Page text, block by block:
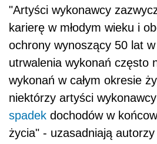
"Artyści wykonawcy
karierę w młodym wieku i
ochrony wynoszący 50 lat
utrwalenia wykonań często
wykonań w całym okresie
niektórzy artyści
spadek dochodów w
życia" - uzasadniają